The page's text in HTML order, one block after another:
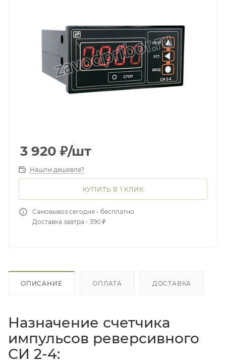
3 920 ₽/шт
Нашли дешевле?
КУПИТЬ В 1 КЛИК
Самовывоз сегодня - бесплатно
Доставка завтра - 390 ₽
ОПИСАНИЕ ОПЛАТА ДОСТАВКА
Назначение счетчика
импульсов реверсивного
СИ 2-4: